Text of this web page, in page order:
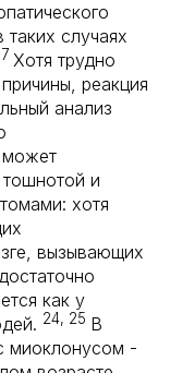
таких случаях
7 Хотя трудно
реакция
анализ
может
и
хотя
вызывающих
как у
24, 25 В
миоклонусом -